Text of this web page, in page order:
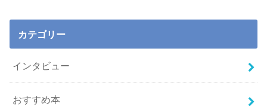
カテゴリー
インタビュー
おすすめ本